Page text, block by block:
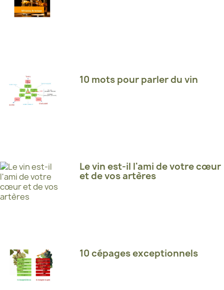
10 mots pour parler du vin
Le vin est-il l'ami de votre cœur
et de vos artères
10 cépages exceptionnels